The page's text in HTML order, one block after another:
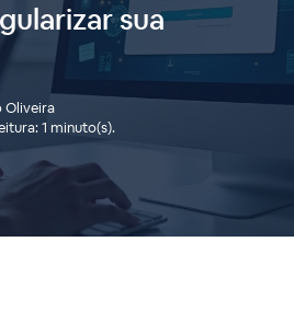
sua
Oliveira
1 minuto(s).